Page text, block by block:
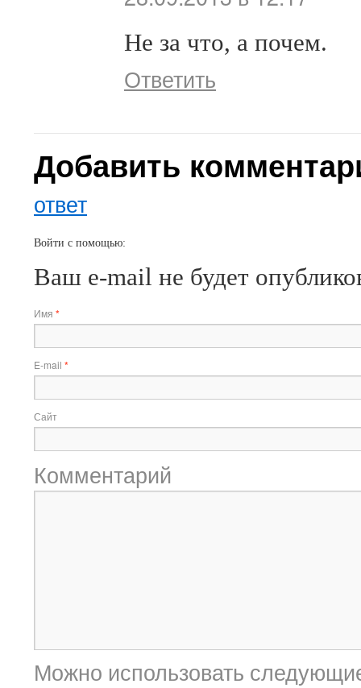
Не за что, а почем.
Ответить
Добавить
ответ
Войти с помощью:
Ваш e-mail не будет
Имя *
E-mail *
Сайт
Комментарий
Можно использовать